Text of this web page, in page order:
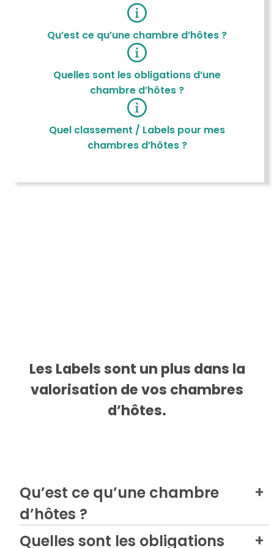
Qu’est ce qu’une chambre d’hôtes ?
Quelles sont les obligations d’une
chambre d’hôtes ?
Quel classement / Labels pour mes
chambres d’hôtes ?
Les Labels sont un plus dans la
valorisation de vos chambres
d’hôtes.
Qu’est ce qu’une chambre
d’hôtes ?
*Location d’une chambre meublée avec accès à
Quelles sont les obligations